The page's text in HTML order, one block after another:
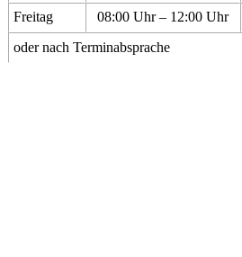
Freitag
08:00 Uhr – 12:00 Uhr
oder nach Terminabsprache